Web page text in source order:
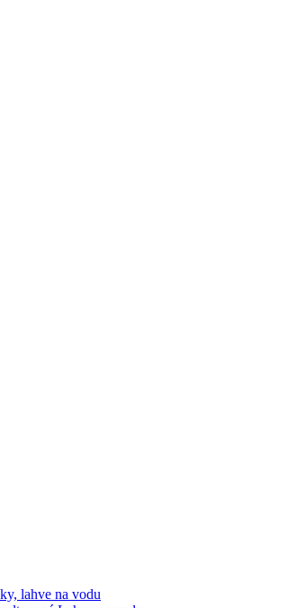
lahve na vodu